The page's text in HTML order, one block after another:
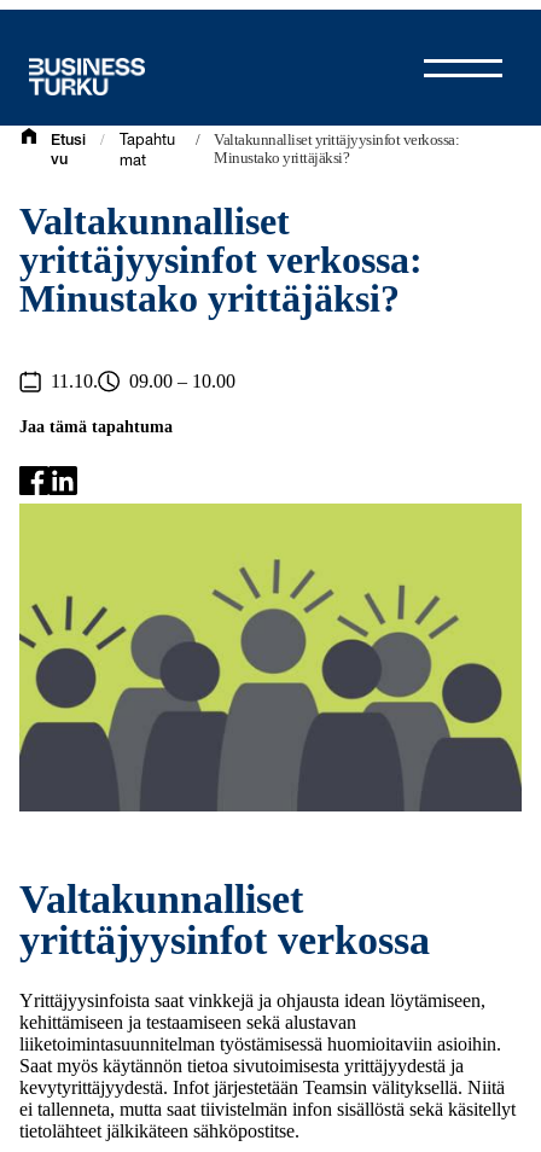
Etusi
vu
/
Tapahtu
mat
/
Valtakunnalliset yrittäjyysinfot verkossa:
Minustako yrittäjäksi?
Valtakunnalliset
yrittäjyysinfot verkossa:
Minustako yrittäjäksi?
11.10. 09.00 – 10.00
Jaa tämä tapahtuma
Valtakunnalliset
yrittäjyysinfot verkossa
Yrittäjyysinfoista saat vinkkejä ja ohjausta idean löytämiseen,
kehittämiseen ja testaamiseen sekä alustavan
liiketoimintasuunnitelman työstämisessä huomioitaviin asioihin.
Saat myös käytännön tietoa sivutoimisesta yrittäjyydestä ja
kevytyrittäjyydestä. Infot järjestetään Teamsin välityksellä. Niitä
ei tallenneta, mutta saat tiivistelmän infon sisällöstä sekä käsitellyt
tietolähteet jälkikäteen sähköpostitse.